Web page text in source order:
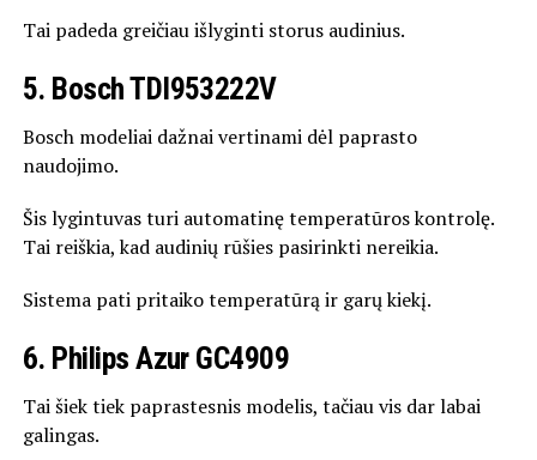
Tai padeda greičiau išlyginti storus audinius.
5. Bosch TDI953222V
Boschmodeliai dažnai vertinami dėl paprasto
naudojimo.
Šis lygintuvas turi automatinę temperatūros kontrolę.
Tai reiškia, kad audinių rūšies pasirinkti nereikia.
Sistema pati pritaiko temperatūrą ir garų kiekį.
6. Philips Azur GC4909
Tai šiek tiek paprastesnis modelis, tačiau vis dar labai
galingas.